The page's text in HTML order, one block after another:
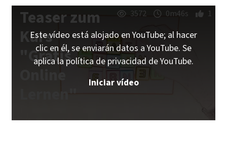
Teaser zum
Kurs
"Gratis
Online
Lernen"
3572 0m46s 1
Este vídeo está alojado en YouTube; al hacer
clic en él, se enviarán datos a YouTube. Se
aplica la política de privacidad de YouTube.
Iniciar vídeo